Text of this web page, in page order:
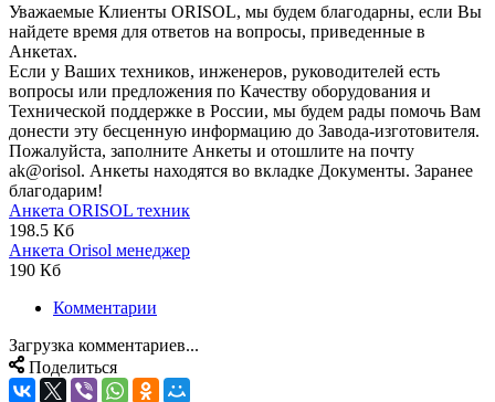
Уважаемые Клиенты ORISOL, мы будем благодарны, если Вы
найдете время для ответов на вопросы, приведенные в
Анкетах.
Если у Ваших техников, инженеров, руководителей есть
вопросы или предложения по Качеству оборудования и
Технической поддержке в России, мы будем рады помочь Вам
донести эту бесценную информацию до Завода-изготовителя.
Пожалуйста, заполните Анкеты и отошлите на почту
ak@orisol. Анкеты находятся во вкладке Документы. Заранее
благодарим!
Анкета ORISOL техник
198.5 Кб
Анкета Orisol менеджер
190 Кб
Комментарии
Загрузка комментариев...
Поделиться